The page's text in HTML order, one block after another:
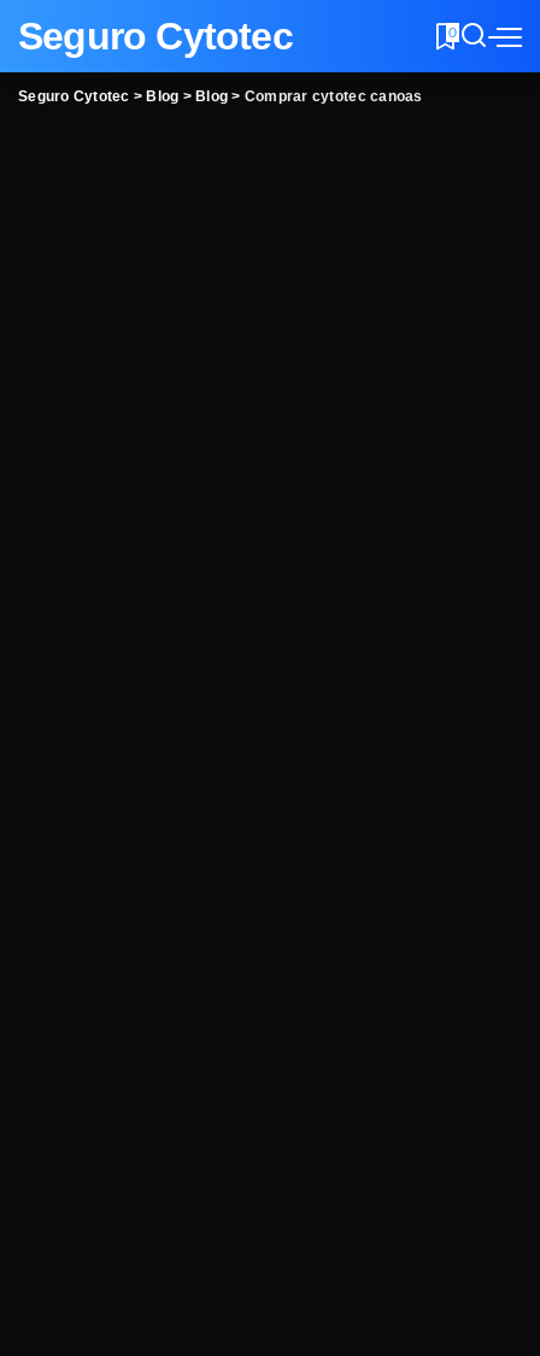
Seguro Cytotec 0
Seguro Cytotec > Blog > Blog > Comprar cytotec canoas